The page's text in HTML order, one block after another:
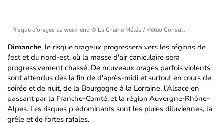
Risque d'orages ce week-end © La Chaine Météo / Météo Consult
Dimanche, le risque orageux progressera vers les régions de
l'est et du nord-est, où la masse d'air caniculaire sera
progressivement chassé. De nouveaux orages parfois violents
sont attendus dès la fin de d'après-midi et surtout en cours de
soirée et de nuit, de la Bourgogne à la Lorraine, l'Alsace en
passant par la Franche-Comté, et la région Auvergne-Rhône-
Alpes. Les risques prédominants sont les pluies diluviennes, la
grêle et de fortes rafales.